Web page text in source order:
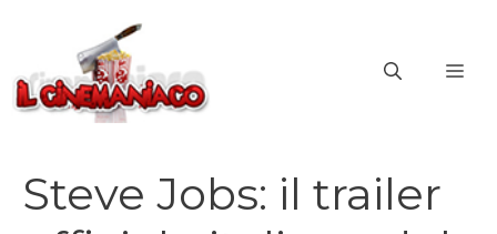
contenuto
Steve Jobs: il trailer